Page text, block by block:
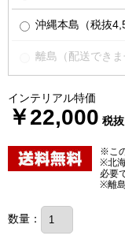
沖縄本島（税抜
離島（配送できま
インテリアル特価
￥22,000 税
※こ
※北
必要
※離
数量：